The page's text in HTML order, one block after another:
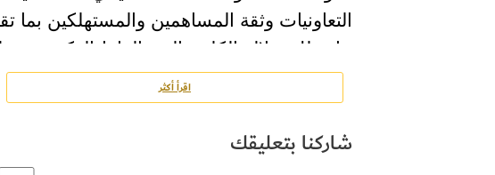
التعاونيات وثقة المساهمين والمستهلكين
جاء ذلك خلال الكلمة التي القاها الدكتور
بالإنابة عن الاتحاد التعاوني الاستهلاكي
عشر لحماية المستهلك، تحت شعار “نحو
فعاليات مهرجان التعاونيات للت
وقال ” يأتي نجاح التعاونيات الاستهلاكية في
اقرأ أكثر
شاركنا بتعليقك